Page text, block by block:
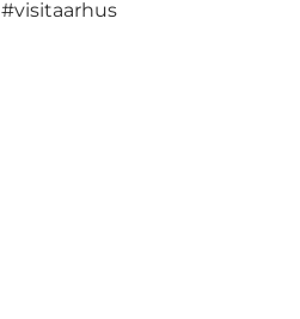
#visitaarhus